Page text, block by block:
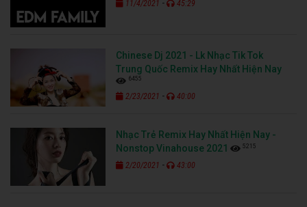
11/4/2021 - 45:29
Chinese Dj 2021 - Lk Nhạc Tik Tok
Trung Quốc Remix Hay Nhất Hiện Nay
6455
2/23/2021 - 40:00
Nhạc Trẻ Remix Hay Nhất Hiện Nay -
Nonstop Vinahouse 2021
5215
2/20/2021 - 43:00